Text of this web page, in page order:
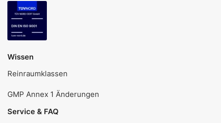
Wissen
Reinraumklassen
GMP Annex 1 Änderungen
Service & FAQ